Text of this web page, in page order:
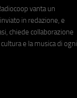
vanta un
in redazione, e
chiede collaborazione
e la musica di ogni